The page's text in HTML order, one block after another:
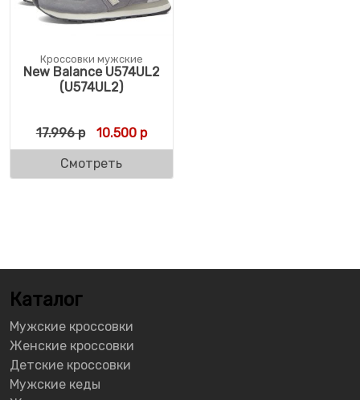
Кроссовки мужские
New Balance U574UL2
(U574UL2)
17.996р Первоначальная цена составляла 17.996
10.500рТекущая цена: 10.500 р.
Смотреть
Каталог
Мужские кроссовки
Женские кроссовки
Детские кроссовки
Мужские кеды